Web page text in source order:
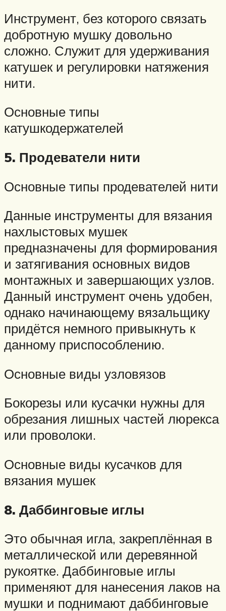
Инструмент, без которого связать
добротную мушку довольно
сложно. Служит для удерживания
катушек и регулировки натяжения
нити.
Основные типы
катушкодержателей
5. Продеватели нити
Основные типы продевателей нити
Данные инструменты для вязания
нахлыстовых мушек
предназначены для формирования
и затягивания основных видов
монтажных и завершающих узлов.
Данный инструмент очень удобен,
однако начинающему вязальщику
придётся немного привыкнуть к
данному приспособлению.
Основные виды узловязов
Бокорезы или кусачки нужны для
обрезания лишных частей люрекса
или проволоки.
Основные виды кусачков для
вязания мушек
8. Даббинговые иглы
Это обычная игла, закреплённая в
металлической или деревянной
рукоятке. Даббинговые иглы
применяют для нанесения лаков на
мушки и поднимают даббинговые